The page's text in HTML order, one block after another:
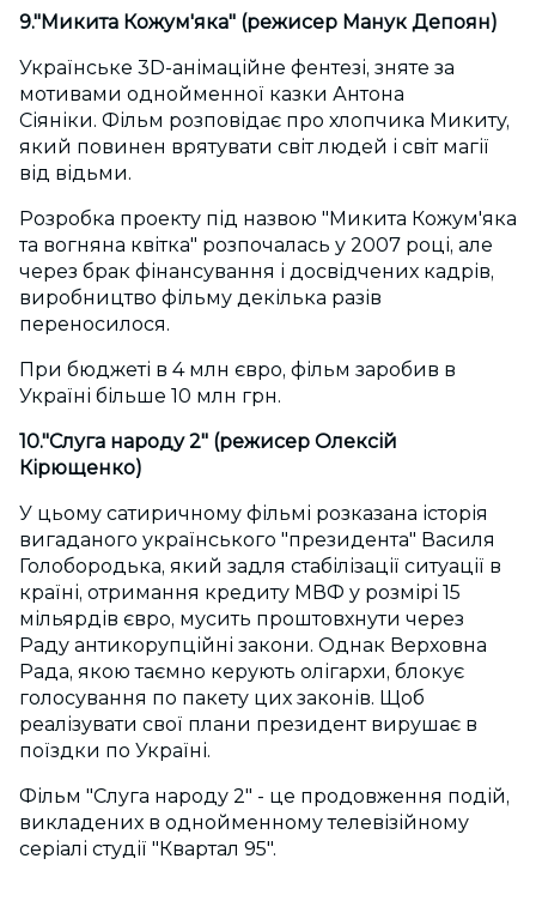
9."Микита Кожум'яка" (режисер Манук Депоян)
Українське 3D-анімаційне фентезі, зняте за
мотивами однойменної казки Антона
Сіяніки. Фільм розповідає про хлопчика Микиту,
який повинен врятувати світ людей і світ магії
від відьми.
Розробка проекту під назвою "Микита Кожум'яка
та вогняна квітка" розпочалась у 2007 році, але
через брак фінансування і досвідчених кадрів,
виробництво фільму декілька разів
переносилося.
При бюджеті в 4 млн євро, фільм заробив в
Україні більше 10 млн грн.
10."Слуга народу 2" (режисер Олексій
Кірющенко)
У цьому сатиричному фільмі розказана історія
вигаданого українського "президента" Василя
Голобородька, який задля стабілізації ситуації в
країні, отримання кредиту МВФ у розмірі 15
мільярдів євро, мусить проштовхнути через
Раду антикорупційні закони. Однак Верховна
Рада, якою таємно керують олігархи, блокує
голосування по пакету цих законів. Щоб
реалізувати свої плани президент вирушає в
поїздки по Україні.
Фільм "Слуга народу 2" - це продовження подій,
викладених в однойменному телевізійному
серіалі студії "Квартал 95".